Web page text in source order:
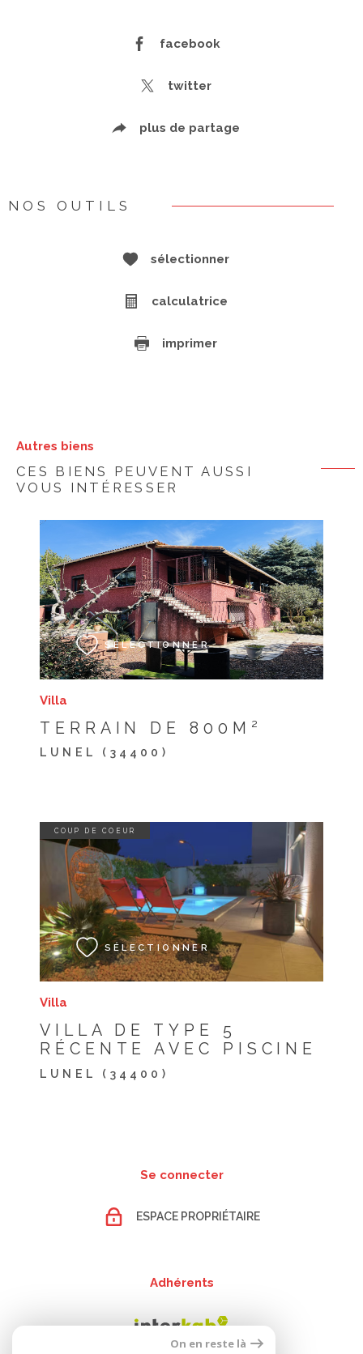
facebook
twitter
plus de partage
NOS OUTILS
sélectionner
calculatrice
imprimer
Autres biens
CES BIENS PEUVENT AUSSI
VOUS INTÉRESSER
Villa
TERRAIN DE 800M²
LUNEL (34400)
SÉLECTIONNER
voir le bien
Villa
VILLA DE TYPE 5
RÉCENTE AVEC PISCINE
LUNEL (34400)
COUP DE COEUR
SÉLECTIONNER
voir le bien
Se connecter
ESPACE PROPRIÉTAIRE
Adhérents
On en reste là